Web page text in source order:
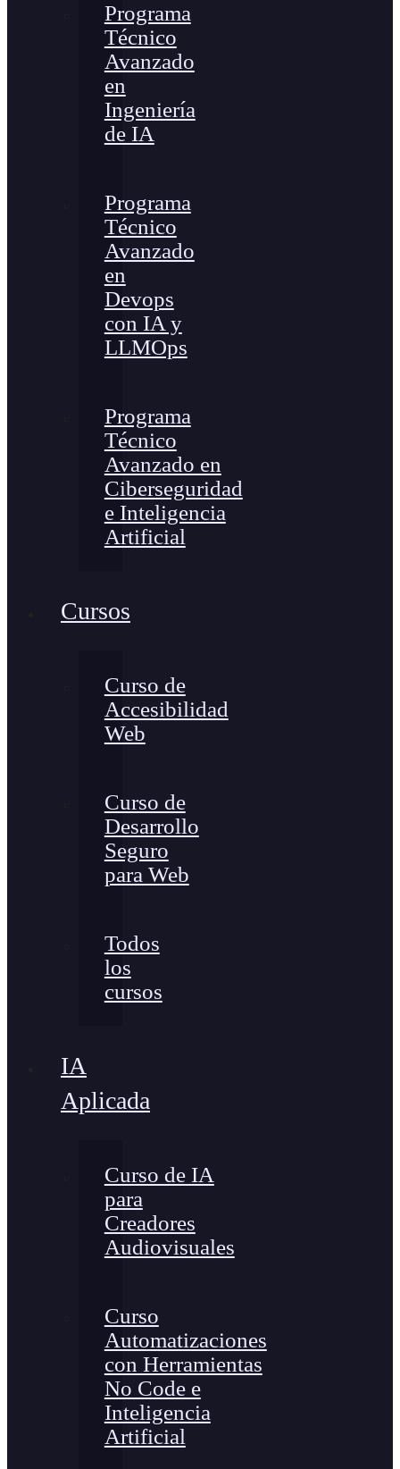
Programa
Técnico
Avanzado
en
Ingeniería
de IA
Programa
Técnico
Avanzado
en
Devops
con IA y
LLMOps
Programa
Técnico
Avanzado en
Ciberseguridad
e Inteligencia
Artificial
Cursos
Curso de
Accesibilidad
Web
Curso de
Desarrollo
Seguro
para Web
Todos
los
cursos
IA
Aplicada
Curso de IA
para
Creadores
Audiovisuales
Curso
Automatizaciones
con Herramientas
No Code e
Inteligencia
Artificial